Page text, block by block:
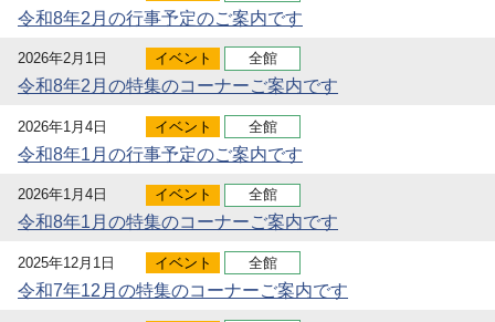
令和8年2月の行事予定のご案内です
2026年2月1日 イベント 全館
令和8年2月の特集のコーナーご案内です
2026年1月4日 イベント 全館
令和8年1月の行事予定のご案内です
2026年1月4日 イベント 全館
令和8年1月の特集のコーナーご案内です
2025年12月1日 イベント 全館
令和7年12月の特集のコーナーご案内です